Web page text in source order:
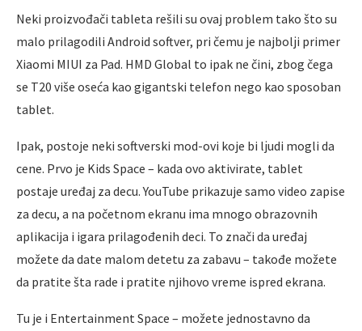
Neki proizvođači tableta rešili su ovaj problem tako što su
malo prilagodili Android softver, pri čemu je najbolјi primer
Xiaomi MIUI za Pad. HMD Global to ipak ne čini, zbog čega
se T20 više oseća kao gigantski telefon nego kao sposoban
tablet.
Ipak, postoje neki softverski mod-ovi koje bi lјudi mogli da
cene. Prvo je Kids Space – kada ovo aktivirate, tablet
postaje uređaj za decu. YouTube prikazuje samo video zapise
za decu, a na početnom ekranu ima mnogo obrazovnih
aplikacija i igara prilagođenih deci. To znači da uređaj
možete da date malom detetu za zabavu – takođe možete
da pratite šta rade i pratite njihovo vreme ispred ekrana.
Tu je i Entertainment Space – možete jednostavno da